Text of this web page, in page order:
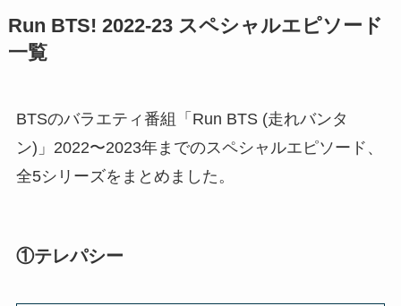
Run BTS! 2022-23 スペシャルエピソード
一覧
BTSのバラエティ番組「Run BTS (走れバンタ
ン)」2022〜2023年までのスペシャルエピソード、
全5シリーズをまとめました。
①テレパシー